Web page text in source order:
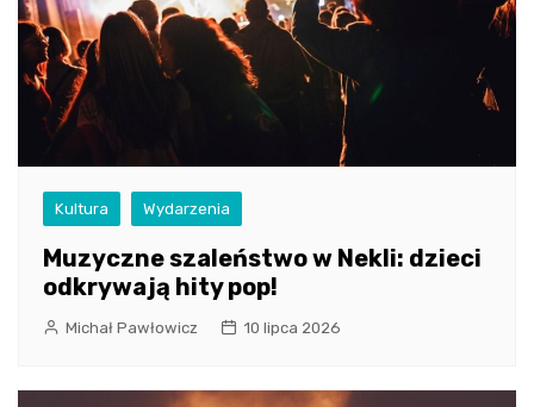
Kultura Wydarzenia
Muzyczne szaleństwo w Nekli: dzieci
odkrywają hity pop!
Michał Pawłowicz 10 lipca 2026